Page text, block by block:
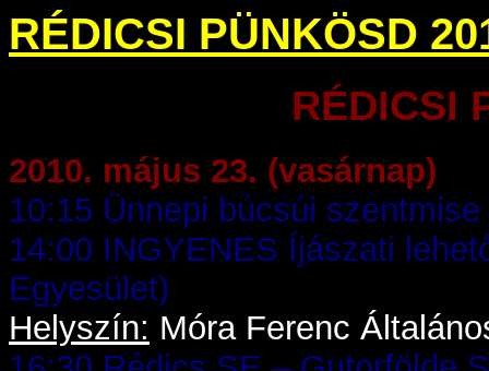
RÉDICSI PÜNKÖSD
RÉDICSI
2010. május 23. (vasárnap)
10:15 Ünnepi búcsúi
14:00 INGYENES Íjászati
Egyesület)
Helyszín: Móra Ferenc